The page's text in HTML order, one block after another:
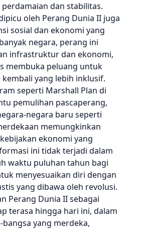
dan stabilitas.
oleh Perang Dunia II juga
sosial dan ekonomi yang
negara, perang ini
infrastruktur dan ekonomi,
membuka peluang untuk
yang lebih inklusif.
seperti Marshall Plan di
pemulihan pascaperang,
negara baru seperti
memungkinkan
ekonomi yang
ini tidak terjadi dalam
waktu puluhan tahun bagi
menyesuaikan diri dengan
yang dibawa oleh revolusi.
Perang Dunia II sebagai
terasa hingga hari ini, dalam
yang merdeka,